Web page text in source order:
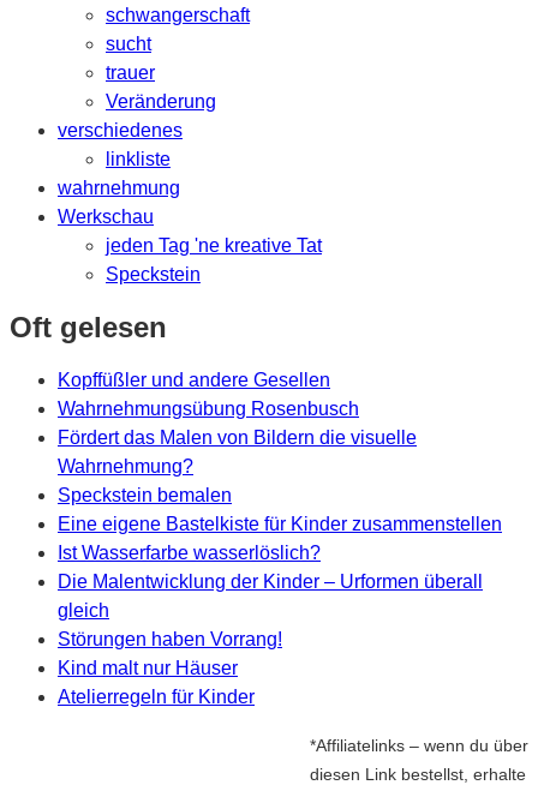
schwangerschaft
sucht
trauer
Veränderung
verschiedenes
linkliste
wahrnehmung
Werkschau
jeden Tag 'ne kreative Tat
Speckstein
Oft gelesen
Kopffüßler und andere Gesellen
Wahrnehmungsübung Rosenbusch
Fördert das Malen von Bildern die visuelle
Wahrnehmung?
Speckstein bemalen
Eine eigene Bastelkiste für Kinder zusammenstellen
Ist Wasserfarbe wasserlöslich?
Die Malentwicklung der Kinder – Urformen überall
gleich
Störungen haben Vorrang!
Kind malt nur Häuser
Atelierregeln für Kinder
*Affiliatelinks – wenn du über
diesen Link bestellst, erhalte